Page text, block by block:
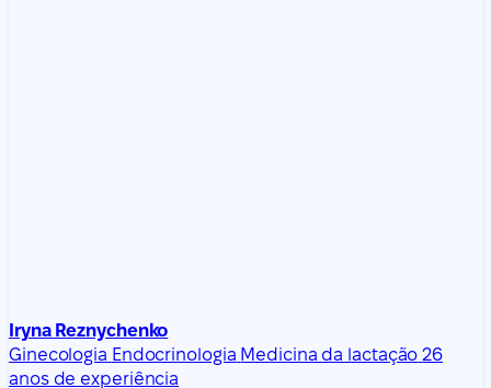
Iryna Reznychenko
Ginecologia Endocrinologia Medicina da lactação 26
anos de experiência